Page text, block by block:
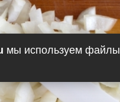
мы используем файлы